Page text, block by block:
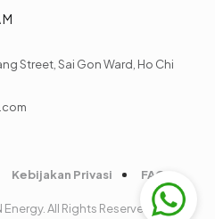
Street, Sai Gon Ward, Ho Chi
All Rights Reserved.
Kebijakan Privasi FAQ